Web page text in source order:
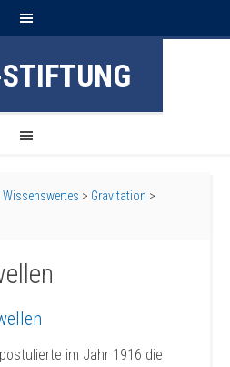
Wissenswertes > Gravitation >
im Jahr 1916 die